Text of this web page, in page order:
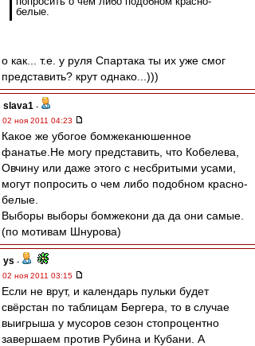
белые.
о как... т.е. у руля Спартака ты их уже смог
представить? крут однако...)))
slava1 -
02 ноя 2011 04:23
Какое же убогое бомжеканюшенное
фанатье.Не могу представить, что Кобелева,
Овчину или даже этого с несбритыми усами,
могут попросить о чем либо подобном красно-
белые.
Выборы выборы бомжекони да да они самые.
(по мотивам Шнурова)
ys -
02 ноя 2011 03:15
Если не врут, и календарь пульки будет
свёрстан по таблицам Бергера, то в случае
выигрыша у мусоров сезон стопроцентно
завершаем против Рубина и Кубани. А